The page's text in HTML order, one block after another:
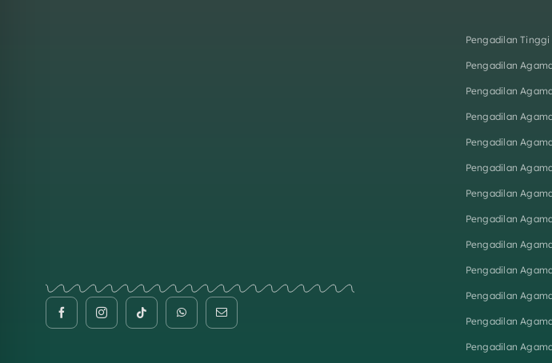
Pengadilan
Pengadilan
Pengadilan
Pengadilan
Pengadilan
Pengadilan
Pengadilan
Pengadilan
Pengadilan
Pengadilan
Pengadilan
Pengadilan
Pengadilan